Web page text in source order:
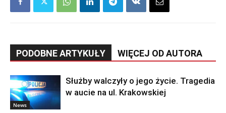
PODOBNE ARTYKUŁY WIĘCEJ OD AUTORA
News
Służby walczyły o jego życie. Tragedia
w aucie na ul. Krakowskiej